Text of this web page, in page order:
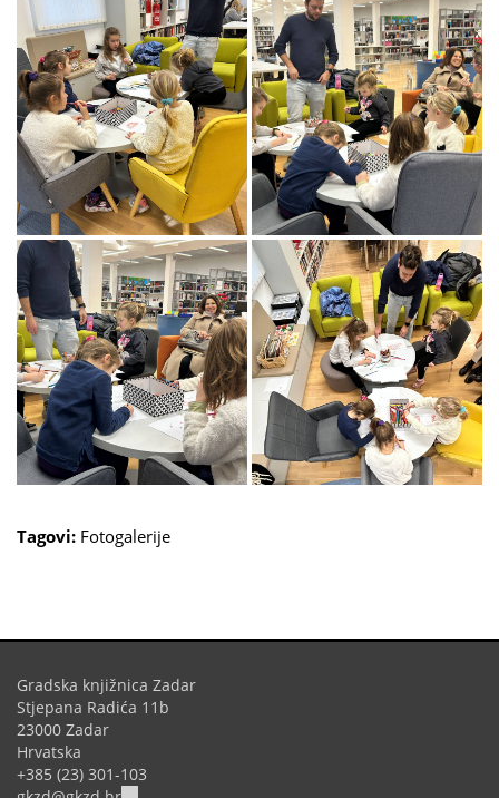
Tagovi: Fotogalerije
Gradska knjižnica Zadar
Stjepana Radića 11b
23000 Zadar
Hrvatska
+385 (23) 301-103